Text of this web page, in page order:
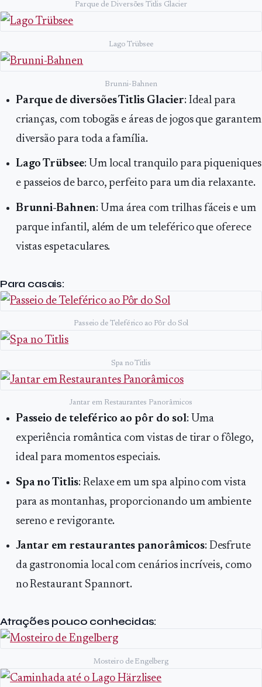
Parque de Diversões Titlis Glacier
Lago Trübsee
Brunni-Bahnen
Parque de diversões Titlis Glacier: Ideal para
crianças, com tobogãs e áreas de jogos que garantem
diversão para toda a família.
Lago Trübsee: Um local tranquilo para piqueniques
e passeios de barco, perfeito para um dia relaxante.
Brunni-Bahnen: Uma área com trilhas fáceis e um
parque infantil, além de um teleférico que oferece
vistas espetaculares.
Para casais:
Passeio de Teleférico ao Pôr do Sol
Spa no Titlis
Jantar em Restaurantes Panorâmicos
Passeio de teleférico ao pôr do sol: Uma
experiência romântica com vistas de tirar o fôlego,
ideal para momentos especiais.
Spa no Titlis: Relaxe em um spa alpino com vista
para as montanhas, proporcionando um ambiente
sereno e revigorante.
Jantar em restaurantes panorâmicos: Desfrute
da gastronomia local com cenários incríveis, como
no Restaurant Spannort.
Atrações pouco conhecidas:
Mosteiro de Engelberg